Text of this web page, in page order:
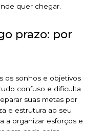
quer chegar.
prazo: por
os sonhos e objetivos
confuso e dificulta
suas metas por
e estrutura ao seu
a organizar esforços e